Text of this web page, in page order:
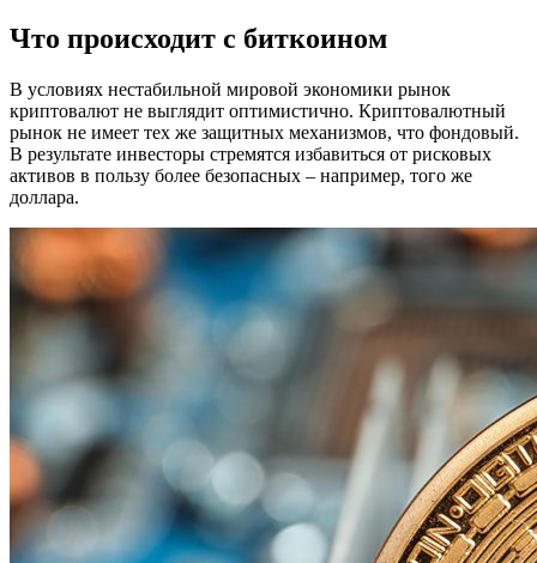
Что происходит с биткоином
В условиях нестабильной мировой экономики рынок
криптовалют не выглядит оптимистично. Криптовалютный
рынок не имеет тех же защитных механизмов, что фондовый.
В результате инвесторы стремятся избавиться от рисковых
активов в пользу более безопасных – например, того же
доллара.